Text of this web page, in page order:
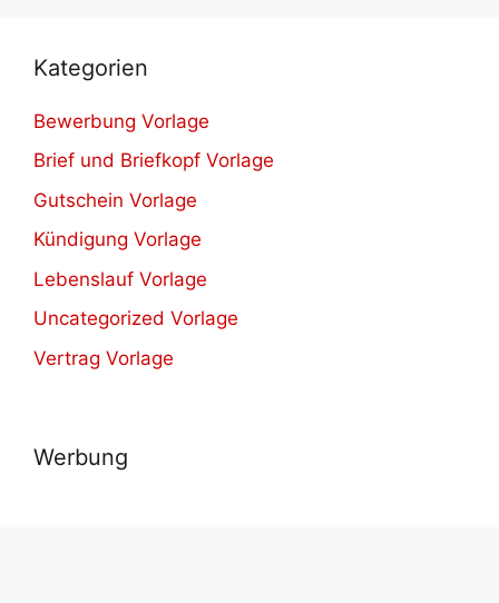
Kategorien
Bewerbung Vorlage
Brief und Briefkopf Vorlage
Gutschein Vorlage
Kündigung Vorlage
Lebenslauf Vorlage
Uncategorized Vorlage
Vertrag Vorlage
Werbung